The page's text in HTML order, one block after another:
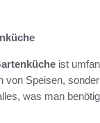
ist
von Speisen,
was man